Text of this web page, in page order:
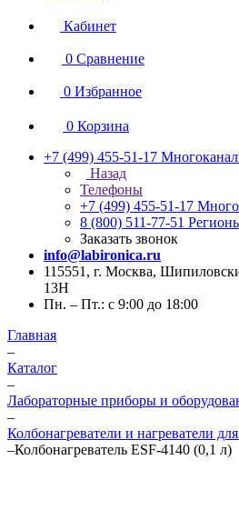
Кабинет
0 Сравнение
0 Избранное
0 Корзина
+7 (499) 455-51-17
Назад
Телефоны
+7 (499) 455-51-17
8 (800) 511-77-51
Заказать звонок
info@labironica.ru
115551, г. Москва,
13Н
Пн. – Пт.: с 9:00 до 18:00
Главная
–
Каталог
–
Лабораторные приборы и
–
Колбонагреватели и нагреватели
–Колбонагреватель ESF-4140 (0,1 л)